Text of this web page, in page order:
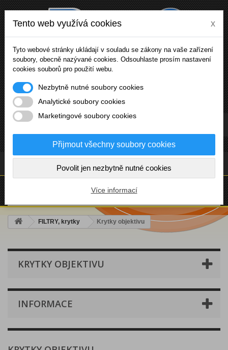
(prázdný)
FILTRY, krytky Krytky objektivu
KRYTKY OBJEKTIVU
INFORMACE
Tento web využívá cookies x
Tyto webové stránky ukládají v souladu se zákony na vaše zařízení
soubory, obecně nazývané cookies. Odsouhlaste prosím nastavení
cookies souborů pro použití webu.
Nezbytně nutné soubory cookies
Analytické soubory cookies
Marketingové soubory cookies
Přijmout všechny soubory cookies
Povolit jen nezbytně nutné cookies
Více informací